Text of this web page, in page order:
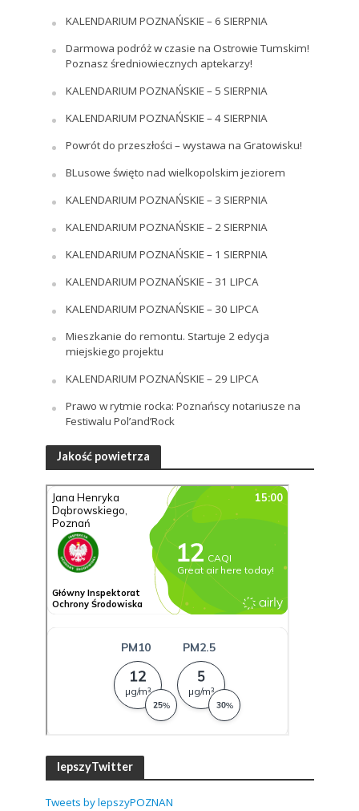
KALENDARIUM POZNAŃSKIE – 6 SIERPNIA
Darmowa podróż w czasie na Ostrowie Tumskim!
Poznasz średniowiecznych aptekarzy!
KALENDARIUM POZNAŃSKIE – 5 SIERPNIA
KALENDARIUM POZNAŃSKIE – 4 SIERPNIA
Powrót do przeszłości – wystawa na Gratowisku!
BLusowe święto nad wielkopolskim jeziorem
KALENDARIUM POZNAŃSKIE – 3 SIERPNIA
KALENDARIUM POZNAŃSKIE – 2 SIERPNIA
KALENDARIUM POZNAŃSKIE – 1 SIERPNIA
KALENDARIUM POZNAŃSKIE – 31 LIPCA
KALENDARIUM POZNAŃSKIE – 30 LIPCA
Mieszkanie do remontu. Startuje 2 edycja
miejskiego projektu
KALENDARIUM POZNAŃSKIE – 29 LIPCA
Prawo w rytmie rocka: Poznańscy notariusze na
Festiwalu Pol’and’Rock
Jakość powietrza
lepszyTwitter
Tweets by lepszyPOZNAN